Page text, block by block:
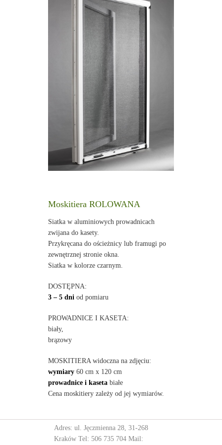
Moskitiera ROLOWANA
Siatka w aluminiowych prowadnicach
zwijana do kasety.
Przykręcana do ościeżnicy lub framugi po
zewnętrznej stronie okna.
Siatka w kolorze czarnym.
DOSTĘPNA:
3 – 5 dni od pomiaru
PROWADNICE I KASETA:
biały,
brązowy
MOSKITIERA widoczna na zdjęciu:
wymiary60 cm x 120 cm
prowadnice i kasetabiałe
Cena moskitiery zależy od jej wymiarów.
Adres: ul. Jęczmienna 28, 31-268
Kraków Tel: 506 735 704 Mail: